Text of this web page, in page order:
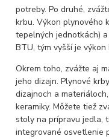
potreby. Po druhé,
krbu. Výkon plynového
tepelných jednotkách)
BTU, tým vyšší je výkon
Okrem toho, zvážte aj
jeho dizajn. Plynové
dizajnoch a
keramiky. Môžete tiež
stoly na prípravu jedla,
integrované osvetlenie